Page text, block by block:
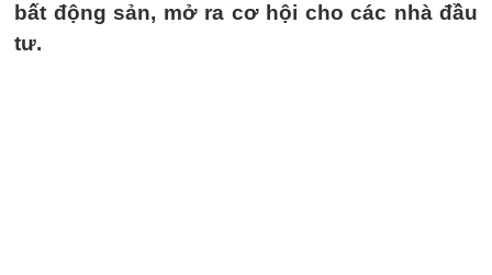
bất động sản, mở ra cơ hội cho các nhà đầu
tư.